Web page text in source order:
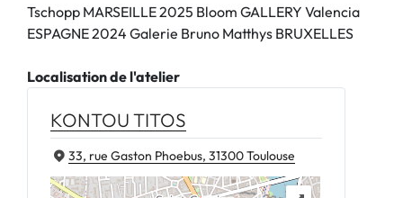
Tschopp MARSEILLE 2025 Bloom GALLERY Valencia
ESPAGNE 2024 Galerie Bruno Matthys BRUXELLES
Localisation de l'atelier
KONTOU TITOS
33, rue Gaston Phoebus, 31300 Toulouse